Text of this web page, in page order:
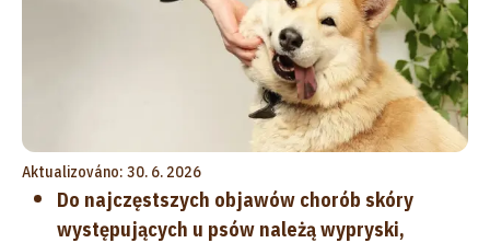
Aktualizováno: 30. 6. 2026
Do najczęstszych objawów chorób skóry
występujących u psów należą wypryski,